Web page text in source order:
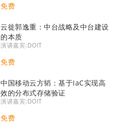
免费
云徙郭逸重：中台战略及中台建设
的本质
演讲嘉宾:DOIT
免费
​中国移动云方韬：基于IaC实现高
效的分布式存储验证
演讲嘉宾:DOIT
免费